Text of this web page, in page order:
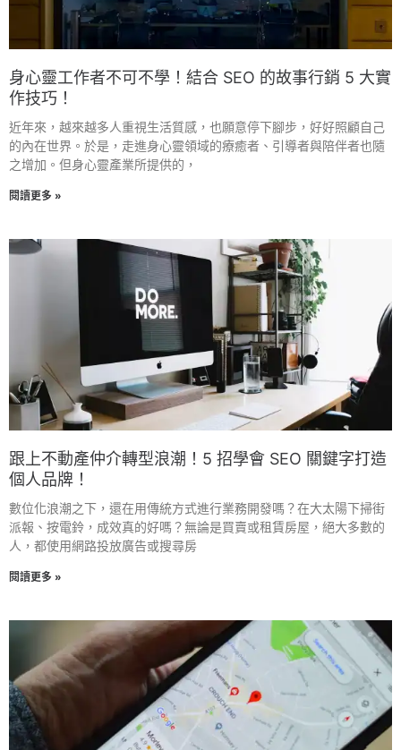
身心靈工作者不可不學！結合 SEO 的故事行銷 5 大實
作技巧！
近年來，越來越多人重視生活質感，也願意停下腳步，好好照顧自己
的內在世界。於是，走進身心靈領域的療癒者、引導者與陪伴者也隨
之增加。但身心靈產業所提供的，
閱讀更多 »
跟上不動產仲介轉型浪潮！5 招學會 SEO 關鍵字打造
個人品牌！
數位化浪潮之下，還在用傳統方式進行業務開發嗎？在大太陽下掃街
派報、按電鈴，成效真的好嗎？無論是買賣或租賃房屋，絕大多數的
人，都使用網路投放廣告或搜尋房
閱讀更多 »